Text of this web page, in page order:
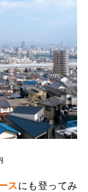
スにも登ってみ